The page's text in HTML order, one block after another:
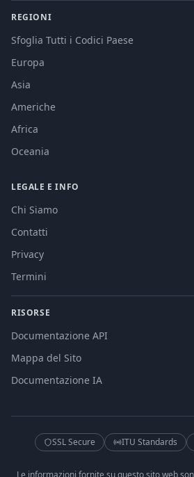
REGIONI
Sfoglia Tutti i Codici Paese
Europa
Asia
Americhe
Africa
Oceania
LEGALE E INFO
Chi Siamo
Contatti
Privacy
Termini
RISORSE
Documentazione API
Mappa del Sito
Documentazione IA
SSL Secure ITU Standards
Le informazioni fornite su questo sito web